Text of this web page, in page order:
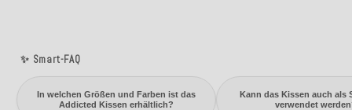
✨ Smart-FAQ
In welchen Größen und Farben ist das
Addicted Kissen erhältlich?
Kann das Kissen auch als
verwendet